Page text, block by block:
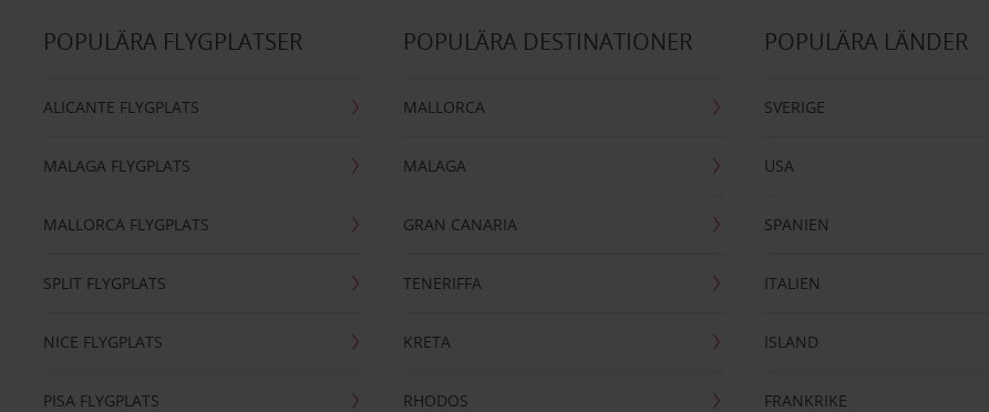
POPULÄRA FLYGPLATSER
ALICANTE FLYGPLATS
MALAGA FLYGPLATS
MALLORCA FLYGPLATS
SPLIT FLYGPLATS
NICE FLYGPLATS
PISA FLYGPLATS
POPULÄRA DESTINATIONER
MALLORCA
MALAGA
GRAN CANARIA
TENERIFFA
KRETA
RHODOS
POPULÄRA LÄNDER
SVERIGE
USA
SPANIEN
ITALIEN
ISLAND
FRANKRIKE